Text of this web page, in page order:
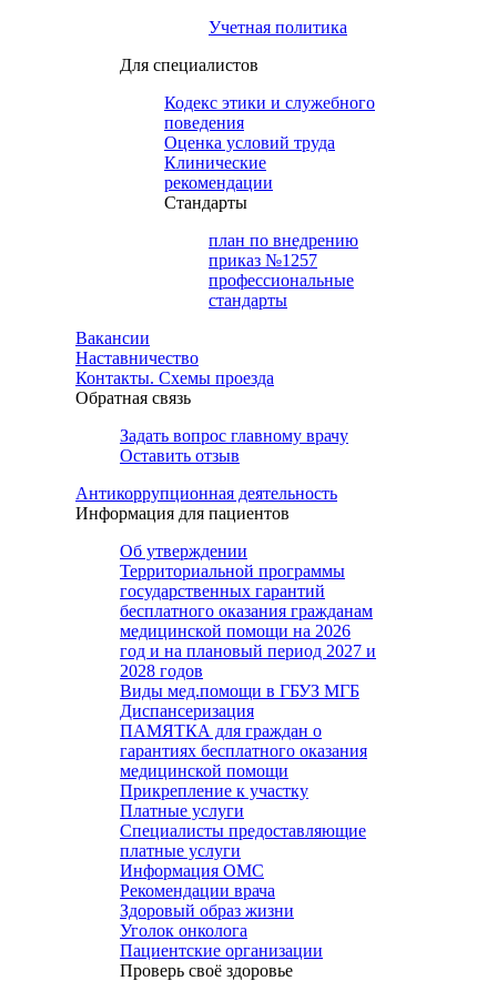
Учетная политика
Для специалистов
Кодекс этики и служебного
поведения
Оценка условий труда
Клинические
рекомендации
Cтандарты
план по внедрению
приказ №1257
профессиональные
стандарты
Вакансии
Наставничество
Контакты. Схемы проезда
Обратная связь
Задать вопрос главному врачу
Оставить отзыв
Антикоррупционная деятельность
Информация для пациентов
Об утверждении
Территориальной программы
государственных гарантий
бесплатного оказания гражданам
медицинской помощи на 2026
год и на плановый период 2027 и
2028 годов
Виды мед.помощи в ГБУЗ МГБ
Диспансеризация
ПАМЯТКА для граждан о
гарантиях бесплатного оказания
медицинской помощи
Прикрепление к участку
Платные услуги
Специалисты предоставляющие
платные услуги
Информация ОМС
Рекомендации врача
Здоровый образ жизни
Уголок онколога
Пациентские организации
Проверь своё здоровье